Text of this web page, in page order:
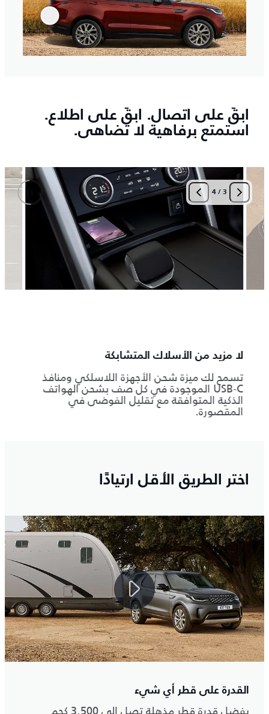
ابقَ على اتصال. ابقَ على اطلاع.
استمتع برفاهية لا تضاهى.
3
/
4
لا مزيد من الأسلاك المتشابكة
تسمح لك ميزة شحن الأجهزة اللاسلكي ومنافذ
USB-C الموجودة في كل صف بشحن الهواتف
الذكية المتوافقة مع تقليل الفوضى في
المقصورة.
اختر الطريق الأقل ارتيادًا
القدرة على قطر أي شيء